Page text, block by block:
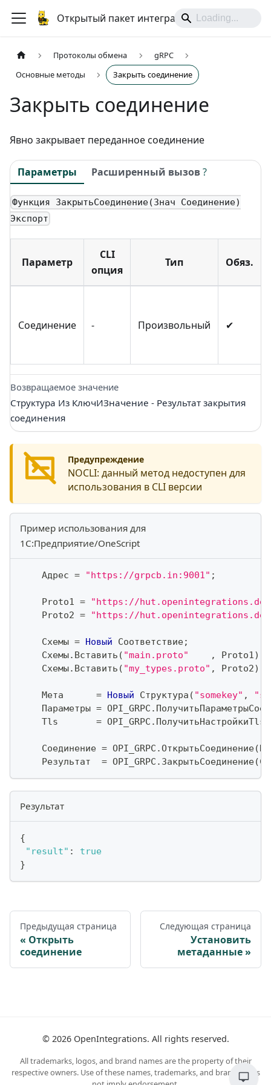
Открытый пакет интеграций
Протоколы обмена
gRPC
Основные методы
Закрыть соединение
Закрыть соединение
Явно закрывает переданное соединение
Параметры Расширенный вызов?
Функция ЗакрытьСоединение(Знач Соединение)
Экспорт
Параметр
CLI
опция
Тип Обяз.
Соединение - Произвольный ✔
Возвращаемое значение
Структура Из КлючИЗначение - Результат закрытия
соединения
Предупреждение
NOCLI: данный метод недоступен для
использования в CLI версии
Пример использования для
1С:Предприятие/OneScript
    Адрес
= "https://grpcb.in:9001" ;
    Proto1
=
"https://
    Proto2
= "https://
    Схемы
= Новый Соответствие;
    Схемы
. Вставить ( "main.proto" , Proto1)
    Схемы
. Вставить ( "my_types.proto" , Proto2)
    Мета
= Новый Структура ( "somekey" ,
    Параметры
= OPI_GRPC .
    Tls
= OPI_GRPC . ПолучитьНастройкиTls
    Соединение
= OPI_GRPC .ОткрытьСоединение(
    Результат
= OPI_GRPC . ЗакрытьСоединение(
Результат
{
"result" :
true
}
Предыдущая страница
Открыть
соединение
Следующая страница
Установить
метаданные
© 2026OpenIntegrations. All rights reserved.
All trademarks, logos, and brand names are the property of their
respective owners. Use of these names, trademarks, and brands does